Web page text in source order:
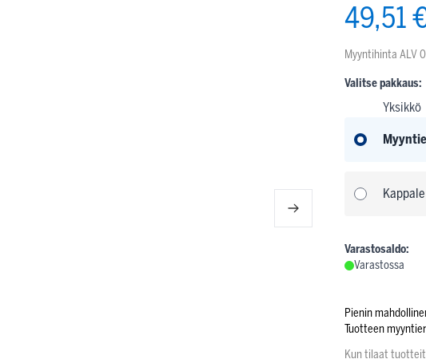
49,51
Myyntihinta ALV
Valitse pakkaus:
Yksikkö
Kappale
Varastosaldo:
Varastossa
Pienin
Tuotteen
Kun tilaat